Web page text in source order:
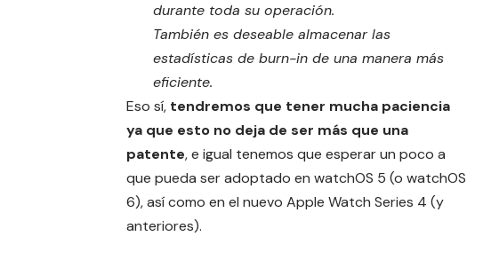
durante toda su operación.
También es deseable almacenar las
estadísticas de burn-in de una manera más
eficiente.
Eso sí, tendremos que tener mucha paciencia
ya que esto no deja de ser más que una
patente, e igual tenemos que esperar un poco a
que pueda ser adoptado en watchOS 5 (o watchOS
6), así como en el nuevo Apple Watch Series 4 (y
anteriores).